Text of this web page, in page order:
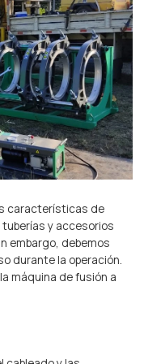
características de
y accesorios
embargo, debemos
durante la operación.
máquina de fusión a